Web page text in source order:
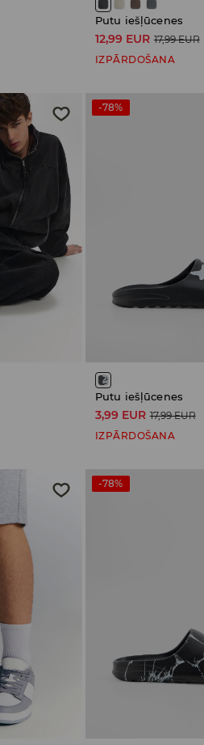
Putu iešļūcenes
12,99 EUR 17,99 EUR
IZPĀRDOŠANA
-78%
Putu iešļūcenes
3,99 EUR 17,99 EUR
IZPĀRDOŠANA
-78%